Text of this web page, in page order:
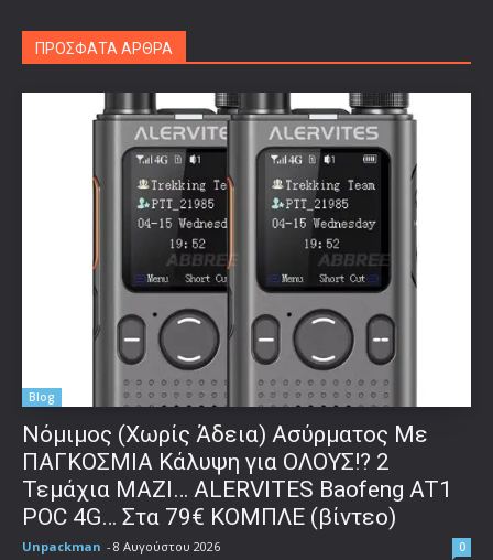
ΠΡΟΣΦΑΤΑ ΑΡΘΡΑ
Blog
Νόμιμος (Χωρίς Άδεια) Ασύρματος Με
ΠΑΓΚΟΣΜΙΑ Κάλυψη για ΟΛΟΥΣ!? 2
Τεμάχια ΜΑΖΙ… ALERVITES Baofeng AT1
POC 4G… Στα 79€ ΚΟΜΠΛΕ (βίντεο)
Unpackman - 8 Αυγούστου 2026 0